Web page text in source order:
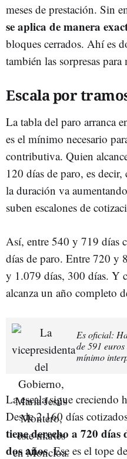
meses de prestación. Sin
se aplica de manera
bloques cerrados. Ahí es
también las sorpresas
Escala por
La tabla del paro arranca
es el mínimo necesario
contributiva. Quien
120 días de paro, es
la duración va
suben escalones de
Así, entre 540 y 719 días
días de paro. Entre 720 y
y 1.079 días, 300 días. Y
alcanza un año completo
Es oficial:
de 591
mínimo
La escala sigue creciendo
Desde 2.160 días
tiene derecho a 720 días
dos años. Ese es el tope